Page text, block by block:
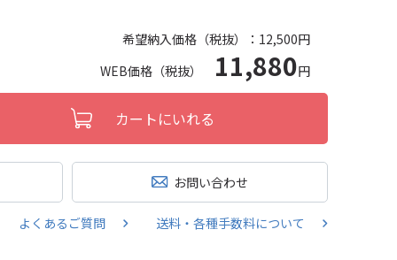
希望納入価格（税抜）： 12,500円
WEB価格（税抜） 11,880円
カートにいれる
お問い合わせ
よくあるご質問 送料・各種手数料について